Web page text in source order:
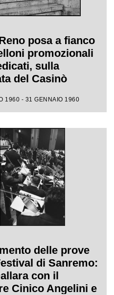
posa a fianco
promozionali
sulla
del Casinò
di Sanremo
1960 - 31 GENNAIO 1960
delle prove
di Sanremo:
con il
Cinico Angelini e